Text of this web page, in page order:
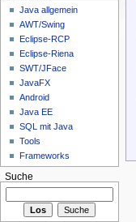
Java allgemein
AWT/Swing
Eclipse-RCP
Eclipse-Riena
SWT/JFace
JavaFX
Android
Java EE
SQL mit Java
Tools
Frameworks
Suche